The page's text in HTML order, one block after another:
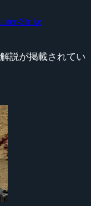
Strike
解説が掲載されてい